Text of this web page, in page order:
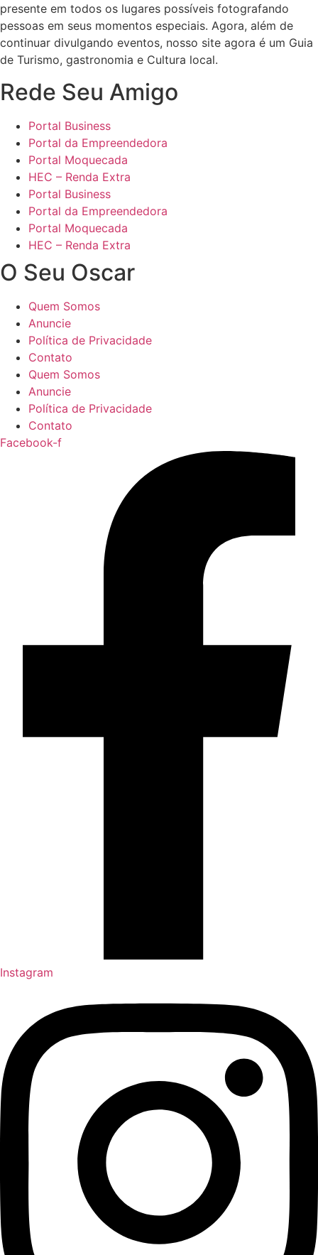
presente em todos os lugares possíveis fotografando
pessoas em seus momentos especiais. Agora, além de
continuar divulgando eventos, nosso site agora é um Guia
de Turismo, gastronomia e Cultura local.
Rede Seu Amigo
Portal Business
Portal da Empreendedora
Portal Moquecada
HEC – Renda Extra
Portal Business
Portal da Empreendedora
Portal Moquecada
HEC – Renda Extra
O Seu Oscar
Quem Somos
Anuncie
Política de Privacidade
Contato
Quem Somos
Anuncie
Política de Privacidade
Contato
Facebook-f
Instagram